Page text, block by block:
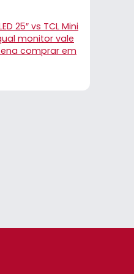
25″ vs TCL Mini
monitor vale
comprar em